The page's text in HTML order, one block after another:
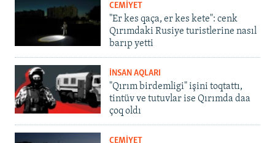
CEMİYET
"Er kes qaça, er kes kete": cenk
Qırımdaki Rusiye turistlerine nasıl
barıp yetti
İNSAN AQLARI
"Qırım birdemligi" işini toqtattı,
tintüv ve tutuvlar ise Qırımda daa
çoq oldı
CEMİYET